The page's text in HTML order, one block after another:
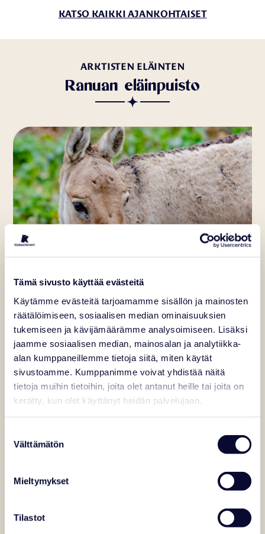
Tämä sivusto käyttää evästeitä
Käytämme evästeitä tarjoamamme sisällön ja mainosten
räätälöimiseen, sosiaalisen median ominaisuuksien
tukemiseen ja kävijämäärämme analysoimiseen. Lisäksi
jaamme sosiaalisen median, mainosalan ja analytiikka-
alan kumppaneillemme tietoja siitä, miten käytät
sivustoamme. Kumppanimme voivat yhdistää näitä
tietoja muihin tietoihin, joita olet antanut heille tai joita on
kerätty, kun olet käyttänyt heidän palvelujaan.
valinta
Välttämätön
Mieltymykset
Tilastot
KATSO KAIKKI AJANKOHTAISET
ARKTISTEN ELÄINTEN
Ranuan eläinpuisto
AMURINLEOPARDIKISSA
AVOINNA VUODEN JOKAISENA PÄIVÄNÄ